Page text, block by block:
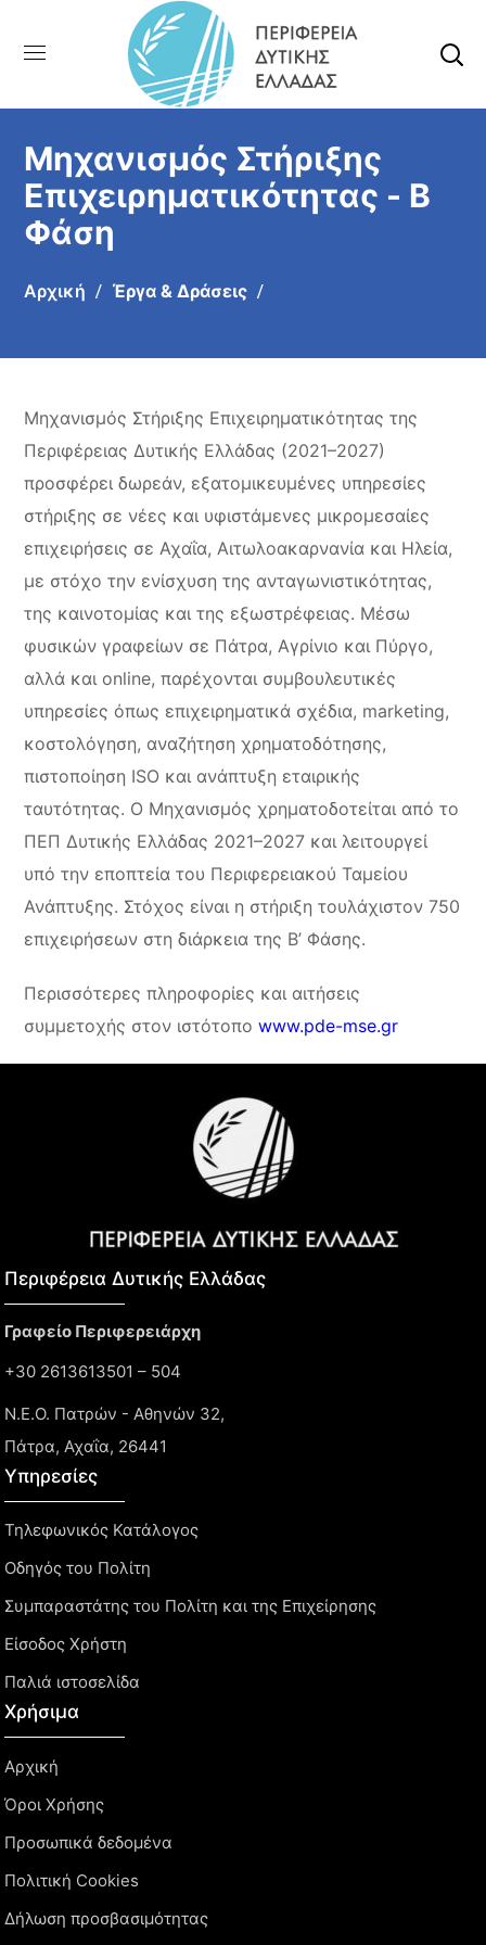
Μηχανισμός Στήριξης
Επιχειρηματικότητας - Β
Φάση
Αρχική Έργα & Δράσεις
Μηχανισμός Στήριξης Επιχειρηματικότητας της
Περιφέρειας Δυτικής Ελλάδας (2021–2027)
προσφέρει δωρεάν, εξατομικευμένες υπηρεσίες
στήριξης σε νέες και υφιστάμενες μικρομεσαίες
επιχειρήσεις σε Αχαΐα, Αιτωλοακαρνανία και Ηλεία,
με στόχο την ενίσχυση της ανταγωνιστικότητας,
της καινοτομίας και της εξωστρέφειας. Μέσω
φυσικών γραφείων σε Πάτρα, Αγρίνιο και Πύργο,
αλλά και online, παρέχονται συμβουλευτικές
υπηρεσίες όπως επιχειρηματικά σχέδια, marketing,
κοστολόγηση, αναζήτηση χρηματοδότησης,
πιστοποίηση ISO και ανάπτυξη εταιρικής
ταυτότητας. Ο Μηχανισμός χρηματοδοτείται από το
ΠΕΠ Δυτικής Ελλάδας 2021–2027 και λειτουργεί
υπό την εποπτεία του Περιφερειακού Ταμείου
Ανάπτυξης. Στόχος είναι η στήριξη τουλάχιστον 750
επιχειρήσεων στη διάρκεια της Β’ Φάσης.
Περισσότερες πληροφορίες και αιτήσεις
συμμετοχής στον ιστότοποwww.pde-mse.gr
Περιφέρεια Δυτικής Ελλάδας​
Γραφείο Περιφερειάρχη
+30 2613613501 – 504
Ν.Ε.Ο. Πατρών - Αθηνών 32,
Πάτρα, Αχαΐα, 26441
Υπηρεσίες
Τηλεφωνικός Κατάλογος
Οδηγός του Πολίτη
Συμπαραστάτης του Πολίτη και της Επιχείρησης
Είσοδος Χρήστη
Παλιά ιστοσελίδα
Χρήσιμα
Αρχική
Όροι Χρήσης
Προσωπικά δεδομένα
Πολιτική Cookies
Δήλωση προσβασιμότητας